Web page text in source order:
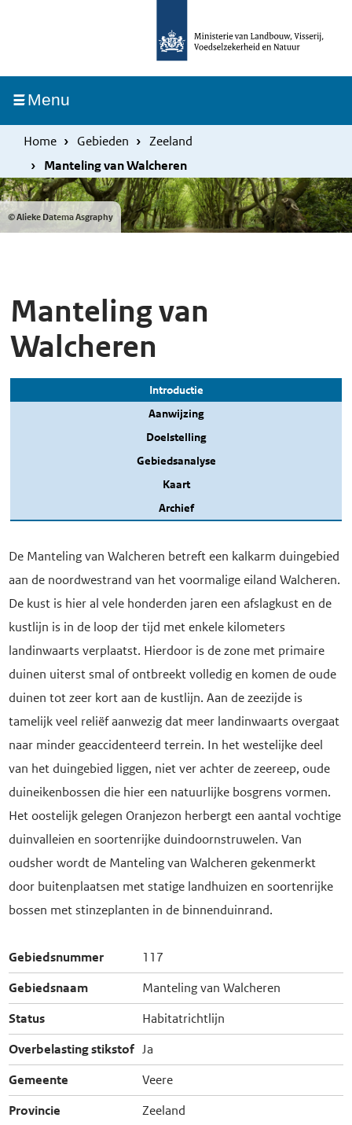
inhoud
gaan
MenuIngeklapt
Home Gebieden
Zeeland
Manteling van Walcheren
© Alieke Datema Asgraphy
Manteling van
Walcheren
Introductie
Aanwijzing
Doelstelling
Gebiedsanalyse
Kaart
Archief
De Manteling van Walcheren betreft een kalkarm duingebied
aan de noordwestrand van het voormalige eiland Walcheren.
De kust is hier al vele honderden jaren een afslagkust en de
kustlijn is in de loop der tijd met enkele kilometers
landinwaarts verplaatst. Hierdoor is de zone met primaire
duinen uiterst smal of ontbreekt volledig en komen de oude
duinen tot zeer kort aan de kustlijn. Aan de zeezijde is
tamelijk veel reliëf aanwezig dat meer landinwaarts overgaat
naar minder geaccidenteerd terrein. In het westelijke deel
van het duingebied liggen, niet ver achter de zeereep, oude
duineikenbossen die hier een natuurlijke bosgrens vormen.
Het oostelijk gelegen Oranjezon herbergt een aantal vochtige
duinvalleien en soortenrijke duindoornstruwelen. Van
oudsher wordt de Manteling van Walcheren gekenmerkt
door buitenplaatsen met statige landhuizen en soortenrijke
bossen met stinzeplanten in de binnenduinrand.
Gebiedsnummer
117
Gebiedsnaam
Manteling van Walcheren
Status
Habitatrichtlijn
Overbelasting stikstof Ja
Gemeente
Veere
Provincie
Zeeland